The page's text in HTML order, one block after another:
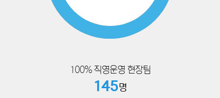
100% 직영운영 현장팀
145명